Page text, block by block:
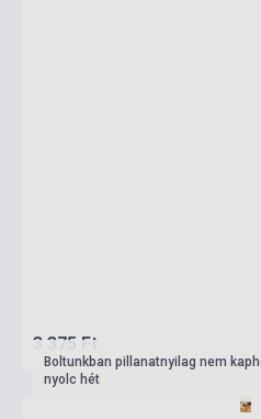
3 375 Ft
Boltunkban pillanatnyilag nem
nyolc hét